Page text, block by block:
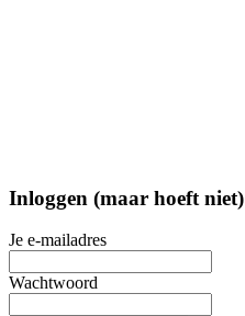
Inloggen (maar hoeft niet)
Je e-mailadres
Wachtwoord